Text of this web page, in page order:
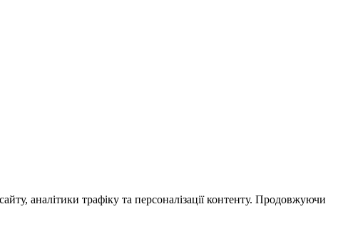
аналітики трафіку та персоналізації контенту. Продовжуючи